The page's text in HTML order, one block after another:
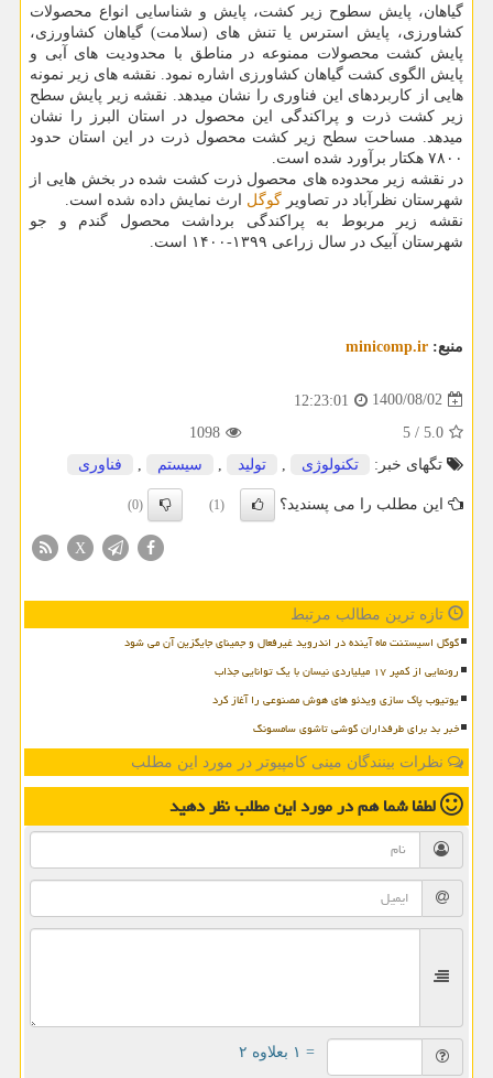
گیاهان، پایش سطوح زیر کشت، پایش و شناسایی انواع محصولات
کشاورزی، پایش استرس یا تنش های (سلامت) گیاهان کشاورزی،
پایش کشت محصولات ممنوعه در مناطق با محدودیت های آبی و
پایش الگوی کشت گیاهان کشاورزی اشاره نمود. نقشه های زیر نمونه
هایی از کاربردهای این فناوری را نشان میدهد. نقشه زیر پایش سطح
زیر کشت ذرت و پراکندگی این محصول در استان البرز را نشان
میدهد. مساحت سطح زیر کشت محصول ذرت در این استان حدود
۷۸۰۰ هکتار برآورد شده است.
در نقشه زیر محدوده های محصول ذرت کشت شده در بخش هایی از
شهرستان نظرآباد در تصاویر گوگل ارث نمایش داده شده است.
نقشه زیر مربوط به پراکندگی برداشت محصول گندم و جو
شهرستان آبیک در سال زراعی ۱۳۹۹-۱۴۰۰ است.
منبع: minicomp.ir
1400/08/02
12:23:01
5.0
/
5
1098
تگهای خبر:
تكنولوژی تولید سیستم فناوری
این مطلب را می پسندید؟ (1)
(0)
X
تازه ترین مطالب مرتبط
گوگل اسیستنت ماه آینده در اندروید غیرفعال و جمینای جایگزین آن می شود
رونمایی از کمپر ۱۷ میلیاردی نیسان با یک توانایی جذاب
یوتیوب پاک سازی ویدئو های هوش مصنوعی را آغاز کرد
خبر بد برای طرفداران گوشی تاشوی سامسونگ
نظرات بینندگان مینی کامپیوتر در مورد این مطلب
لطفا شما همدر مورد این مطلبنظر دهید
= ۱ بعلاوه ۲